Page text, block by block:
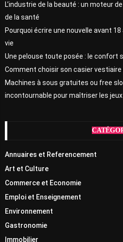
L’industrie de la beauté : un moteur
de la santé
Pourquoi écrire une nouvelle avant
vie
Une pelouse toute posée : le confort
Comment choisir son casier vestiaire
Machines à sous gratuites ou free
incontournable pour maîtriser les jeux
Annuaires et Referencement
Art et Culture
Commerce et Economie
Emploi et Enseignement
Environnement
Gastronomie
Immobilier